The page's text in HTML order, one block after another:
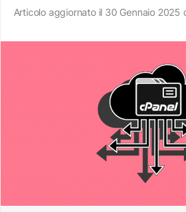
Articolo aggiornato il 30 Gennaio 2025